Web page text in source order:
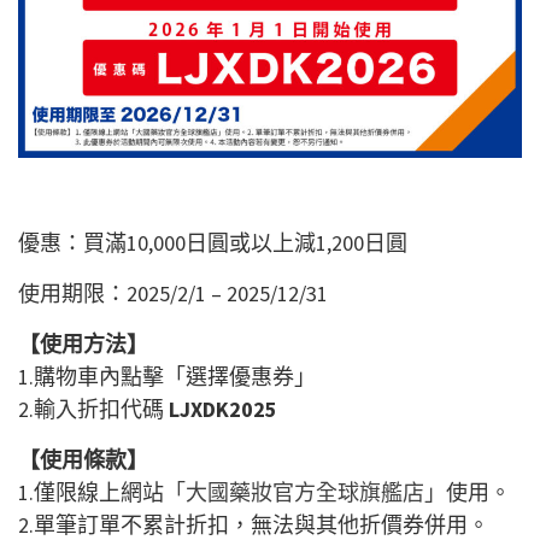
優惠：買滿10,000日 圓或以上減1,200日圓
使用期限：2025/2/1 – 2025/12/31
【使用方法】
1.購物車內點擊「選擇優惠券」
2.輸入折扣代碼 LJXDK2025
【使用條款】
1.僅限線上網站 「大國藥妝官方全球旗艦店」 使用。
2.單筆訂單不累計折扣，無法與其他折價券併用。